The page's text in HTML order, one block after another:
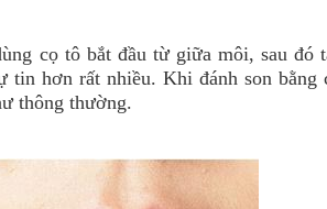
cọ tô bắt đầu từ giữa môi, sau đó
hơn rất nhiều. Khi đánh son bằng
thông thường.